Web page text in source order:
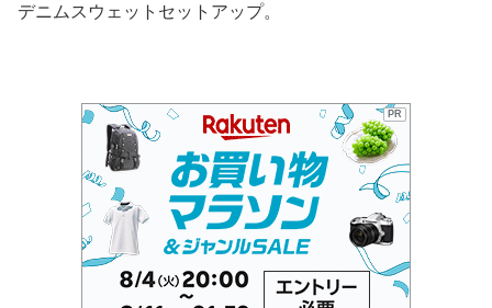
デニムスウェットセットアップ。
PR